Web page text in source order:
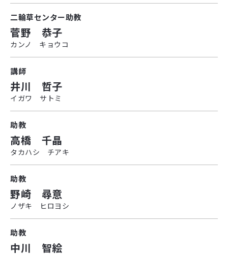
二輪草センター助教
菅野 恭子
カンノ キョウコ
講師
井川 哲子
イガワ サトミ
助教
高橋 千晶
タカハシ チアキ
助教
野崎 尋意
ノザキ ヒロヨシ
助教
中川 智絵